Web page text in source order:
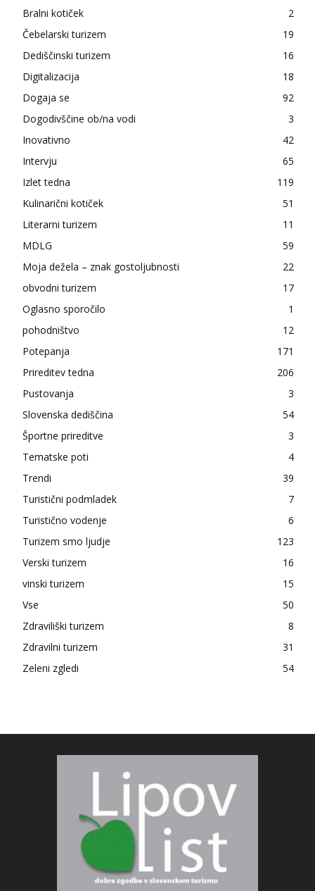
Bralni kotiček
2
Čebelarski turizem
19
Dediščinski turizem
16
Digitalizacija
18
Dogaja se
92
Dogodivščine ob/na vodi
3
Inovativno
42
Intervju
65
Izlet tedna
119
Kulinarični kotiček
51
Literarni turizem
11
MDLG
59
Moja dežela – znak gostoljubnosti
22
obvodni turizem
17
Oglasno sporočilo
1
pohodništvo
12
Potepanja
171
Prireditev tedna
206
Pustovanja
3
Slovenska dediščina
54
Športne prireditve
3
Tematske poti
4
Trendi
39
Turistični podmladek
7
Turistično vodenje
6
Turizem smo ljudje
123
Verski turizem
16
vinski turizem
15
Vse
50
Zdraviliški turizem
8
Zdravilni turizem
31
Zeleni zgledi
54